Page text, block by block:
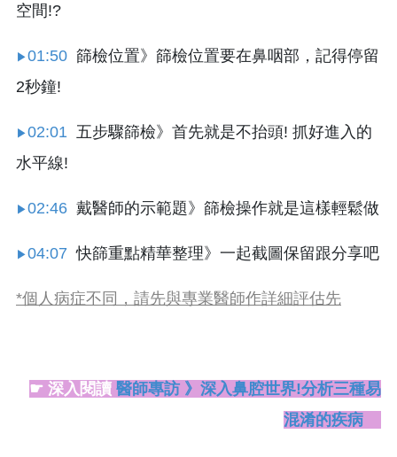
空間!?
▶01:50 篩檢位置》篩檢位置要在鼻咽部，記得停留
2秒鐘!
▶02:01 五步驟篩檢》首先就是不抬頭! 抓好進入的
水平線!
▶02:46 戴醫師的示範題》篩檢操作就是這樣輕鬆做
▶04:07 快篩重點精華整理》一起截圖保留跟分享吧
*個人病症不同，請先與專業醫師作詳細評估先
☛ 深入閱讀 醫師專訪 》深入鼻腔世界!分析三種易
混淆的疾病